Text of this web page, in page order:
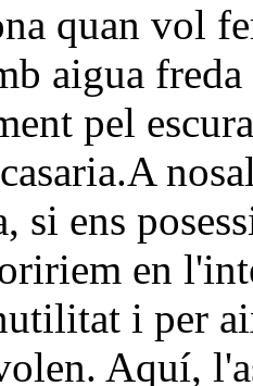
quan vol
aigua
pel
si ens
en
i per
Aquí,